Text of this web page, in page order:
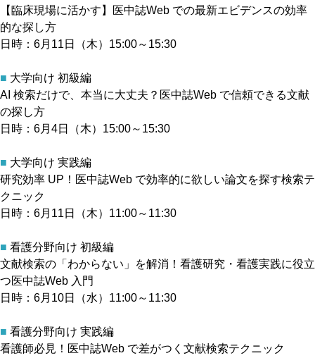
【臨床現場に活かす】医中誌Web での最新エビデンスの効率
的な探し方
日時：6月11日（木）15:00～15:30
■ 大学向け 初級編
AI 検索だけで、本当に大丈夫？医中誌Web で信頼できる文献
の探し方
日時：6月4日（木）15:00～15:30
■ 大学向け 実践編
研究効率 UP！医中誌Web で効率的に欲しい論文を探す検索テ
クニック
日時：6月11日（木）11:00～11:30
■ 看護分野向け 初級編
文献検索の「わからない」を解消！看護研究・看護実践に役立
つ医中誌Web 入門
日時：6月10日（水）11:00～11:30
■ 看護分野向け 実践編
看護師必見！医中誌Web で差がつく文献検索テクニック